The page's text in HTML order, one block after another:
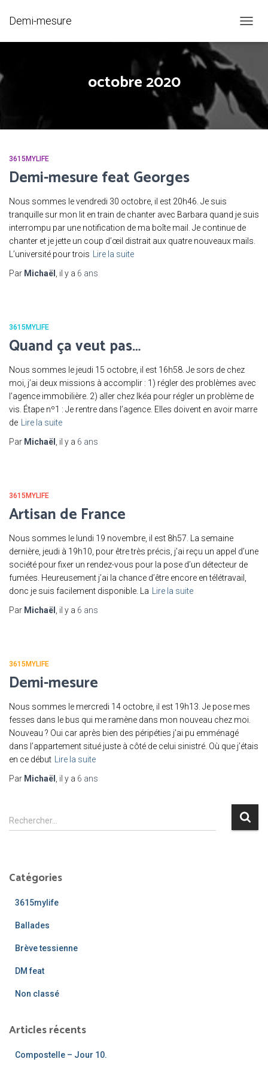
Demi-mesure
LA
octobre 2020
3615MYLIFE
Demi-mesure feat Georges
Nous sommes le vendredi 30 octobre, il est 20h46. Je suis
tranquille sur mon lit en train de chanter avec Barbara quand je suis
interrompu par une notification de ma boîte mail. Je continue de
chanter et je jette un coup d’œil distrait aux quatre nouveaux mails.
L’université pour trois
Lire la suite
Par Michaël , il y a 6 ans
3615MYLIFE
Quand ça veut pas…
Nous sommes le jeudi 15 octobre, il est 16h58. Je sors de chez
moi, j’ai deux missions à accomplir : 1) régler des problèmes avec
l’agence immobilière. 2) aller chez Ikéa pour régler un problème de
vis. Étape nº1 : Je rentre dans l’agence. Elles doivent en avoir marre
de
Lire la suite
Par Michaël , il y a 6 ans
3615MYLIFE
Artisan de France
Nous sommes le lundi 19 novembre, il est 8h57. La semaine
dernière, jeudi à 19h10, pour être très précis, j’ai reçu un appel d’une
société pour fixer un rendez-vous pour la pose d’un détecteur de
fumées. Heureusement j’ai la chance d’être encore en télétravail,
donc je suis facilement disponible. La
Lire la suite
Par Michaël , il y a 6 ans
3615MYLIFE
Demi-mesure
Nous sommes le mercredi 14 octobre, il est 19h13. Je pose mes
fesses dans le bus qui me ramène dans mon nouveau chez moi.
Nouveau ? Oui car après bien des péripéties j’ai pu emménagé
dans l’appartement situé juste à côté de celui sinistré. Où que j’étais
en ce début
Lire la suite
Par Michaël , il y a 6 ans
R
e
r
Rechercher…
Catégories
3615mylife
Ballades
Brève tessienne
DM feat
Non classé
Articles récents
Compostelle – Jour 10.